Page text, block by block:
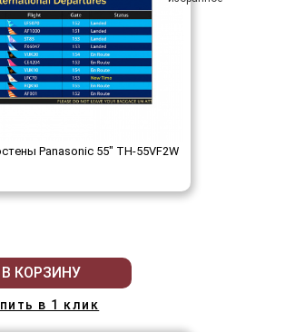
Panasonic 55" TH-55VF2W
В КОРЗИНУ
в 1 клик